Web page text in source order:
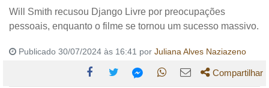
Will Smith recusou Django Livre por preocupações
pessoais, enquanto o filme se tornou um sucesso massivo.
Publicado 30/07/2024 às 16:41 por Juliana Alves Naziazeno
Compartilhar